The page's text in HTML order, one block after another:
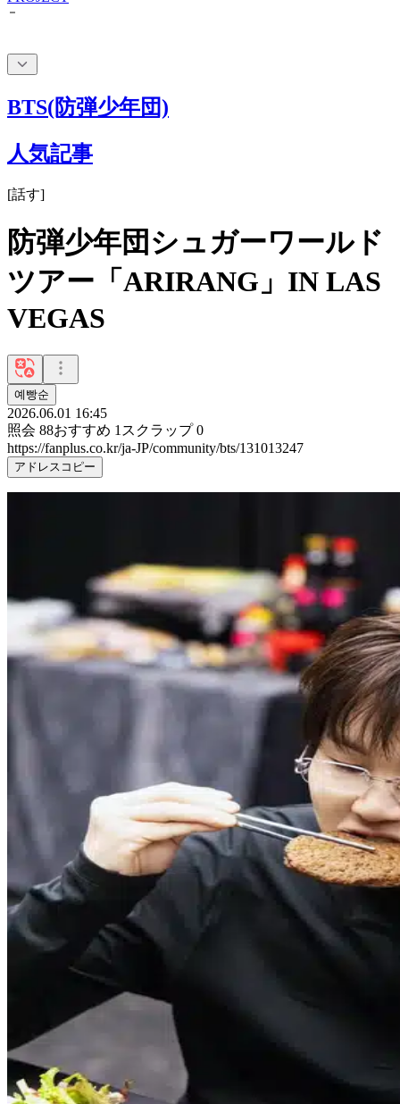
BTS(防弾少年団)
人気記事
[話す]
防弾少年団シュガーワールド
ツアー「ARIRANG」IN LAS
VEGAS
예빵순
2026.06.01 16:45
照会 88おすすめ 1 スクラップ 0
https://fanplus.co.kr/ja-JP/community/bts/131013247
アドレスコピー